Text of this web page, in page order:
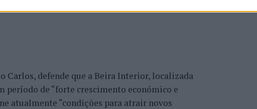
defende que a Beira Interior, localizada
período de “forte crescimento económico e
atualmente “condições para atrair novos